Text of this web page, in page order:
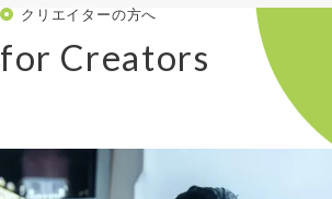
クリエイターの方へ
for Creators